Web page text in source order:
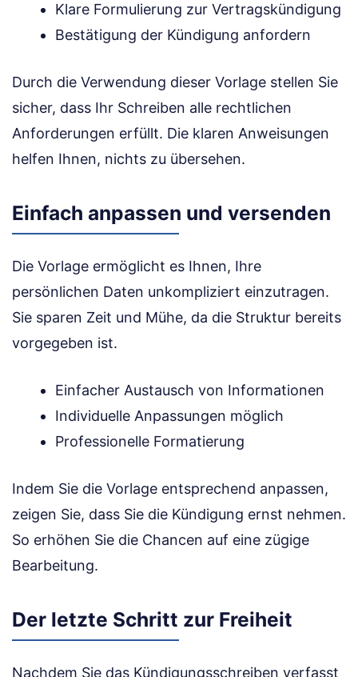
Klare Formulierung zur Vertragskündigung
Bestätigung der Kündigung anfordern
Durch die Verwendung dieser Vorlage stellen Sie
sicher, dass Ihr Schreiben alle rechtlichen
Anforderungen erfüllt. Die klaren Anweisungen
helfen Ihnen, nichts zu übersehen.
Einfach anpassen und versenden
Die Vorlage ermöglicht es Ihnen, Ihre
persönlichen Daten unkompliziert einzutragen.
Sie sparen Zeit und Mühe, da die Struktur bereits
vorgegeben ist.
Einfacher Austausch von Informationen
Individuelle Anpassungen möglich
Professionelle Formatierung
Indem Sie die Vorlage entsprechend anpassen,
zeigen Sie, dass Sie die Kündigung ernst nehmen.
So erhöhen Sie die Chancen auf eine zügige
Bearbeitung.
Der letzte Schritt zur Freiheit
Nachdem Sie das Kündigungsschreiben verfasst